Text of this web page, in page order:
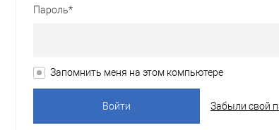
Пароль*
Запомнить меня на этом компьютере
Забыли свой